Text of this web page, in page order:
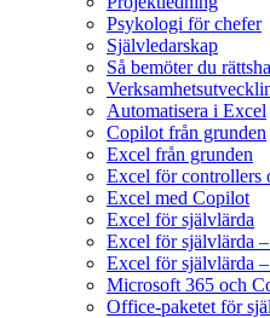
Psykologi för chefer
Självledarskap
Så bemöter du
Automatisera i Excel
Copilot från grunden
Excel från grunden
Excel för controllers
Excel med Copilot
Excel för självlärda
Excel för självlärda
Excel för självlärda
Microsoft 365 och
Office-paketet för